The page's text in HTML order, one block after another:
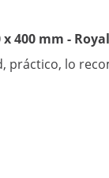
mm -
práctico, lo